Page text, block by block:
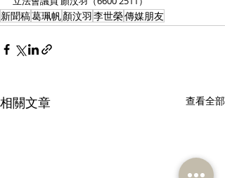
新聞稿葛珮帆顏汶羽李世榮傳媒朋友
相關文章 查看全部